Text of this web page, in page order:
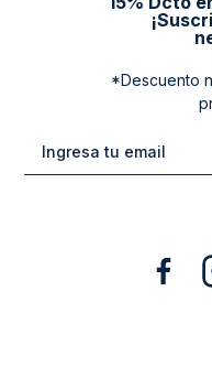
*Descuento